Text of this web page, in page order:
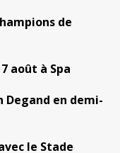
de
août à Spa
Degand en demi-
le Stade